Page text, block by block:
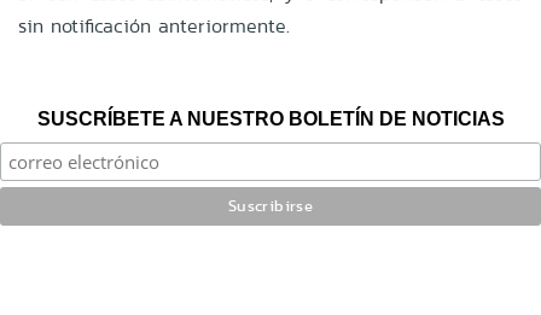
sin notificación anteriormente.
SUSCRÍBETE A NUESTRO BOLETÍN DE NOTICIAS